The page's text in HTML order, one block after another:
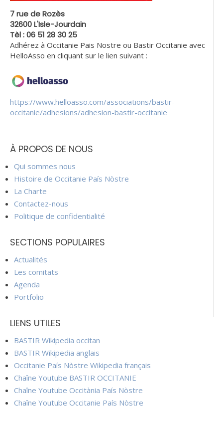
7 rue de Rozès
32600 L'Isle-Jourdain
Tèl : 06 51 28 30 25
Adhérez à Occitanie Pais Nostre ou Bastir Occitanie avec
HelloAsso en cliquant sur le lien suivant :
https://www.helloasso.com/associations/bastir-
occitanie/adhesions/adhesion-bastir-occitanie
À PROPOS DE NOUS
Qui sommes nous
Histoire de Occitanie País Nòstre
La Charte
Contactez-nous
Politique de confidentialité
SECTIONS POPULAIRES
Actualités
Les comitats
Agenda
Portfolio
LIENS UTILES
BASTIR Wikipedia occitan
BASTIR Wikipedia anglais
Occitanie País Nòstre Wikipedia français
Chaîne Youtube BASTIR OCCITANIE
Chaîne Youtube Occitània País Nòstre
Chaîne Youtube Occitanie País Nòstre